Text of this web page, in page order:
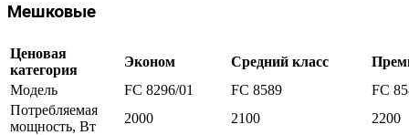
Мешковые
Ценовая
категория
Эконом Средний класс
Модель
FC 8296/01 FC 8589
FC
Потребляемая
мощность, Вт
2000 2100
2200